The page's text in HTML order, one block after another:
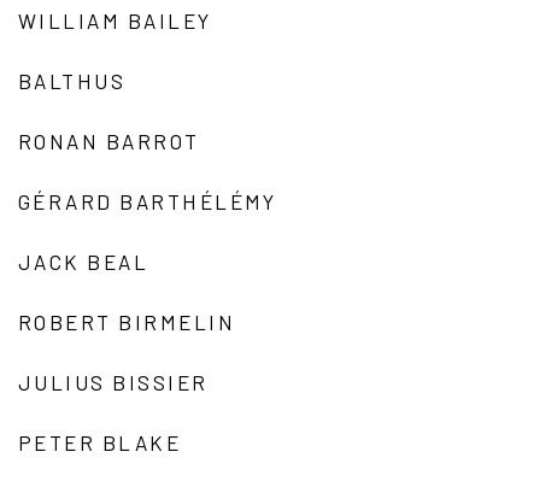
WILLIAM BAILEY
BALTHUS
RONAN BARROT
GÉRARD BARTHÉLÉMY
JACK BEAL
ROBERT BIRMELIN
JULIUS BISSIER
PETER BLAKE